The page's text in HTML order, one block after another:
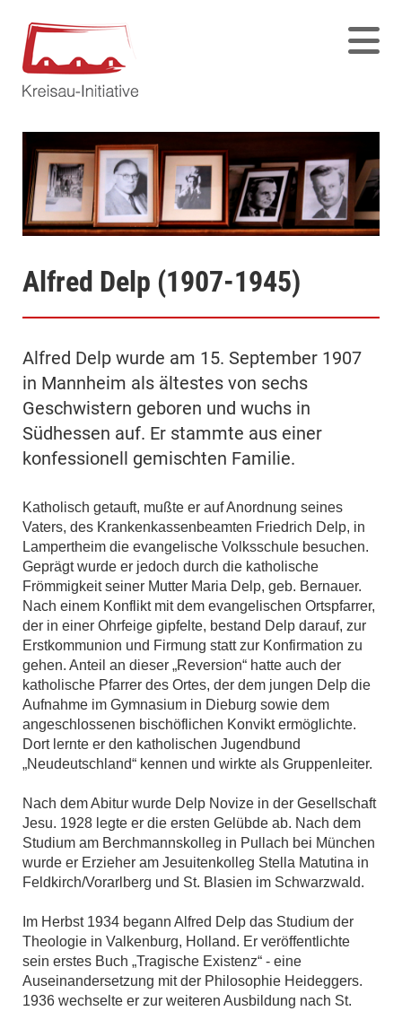
Alfred Delp (1907-1945)
Alfred Delp wurde am 15. September 1907
in Mannheim als ältestes von sechs
Geschwistern geboren und wuchs in
Südhessen auf. Er stammte aus einer
konfessionell gemischten Familie.
Katholisch getauft, mußte er auf Anordnung seines
Vaters, des Krankenkassenbeamten Friedrich Delp, in
Lampertheim die evangelische Volksschule besuchen.
Geprägt wurde er jedoch durch die katholische
Frömmigkeit seiner Mutter Maria Delp, geb. Bernauer.
Nach einem Konflikt mit dem evangelischen Ortspfarrer,
der in einer Ohrfeige gipfelte, bestand Delp darauf, zur
Erstkommunion und Firmung statt zur Konfirmation zu
gehen. Anteil an dieser „Reversion“ hatte auch der
katholische Pfarrer des Ortes, der dem jungen Delp die
Aufnahme im Gymnasium in Dieburg sowie dem
angeschlossenen bischöflichen Konvikt ermöglichte.
Dort lernte er den katholischen Jugendbund
„Neudeutschland“ kennen und wirkte als Gruppenleiter.
Nach dem Abitur wurde Delp Novize in der Gesellschaft
Jesu. 1928 legte er die ersten Gelübde ab. Nach dem
Studium am Berchmannskolleg in Pullach bei München
wurde er Erzieher am Jesuitenkolleg Stella Matutina in
Feldkirch/Vorarlberg und St. Blasien im Schwarzwald.
Im Herbst 1934 begann Alfred Delp das Studium der
Theologie in Valkenburg, Holland. Er veröffentlichte
sein erstes Buch „Tragische Existenz“ - eine
Auseinandersetzung mit der Philosophie Heideggers.
1936 wechselte er zur weiteren Ausbildung nach St.